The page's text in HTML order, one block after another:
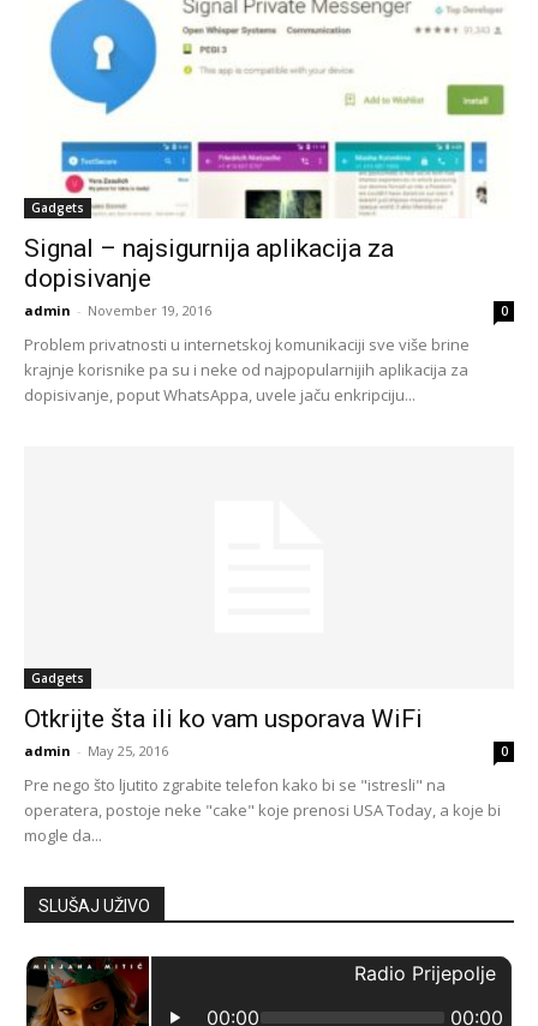
Gadgets
Signal – najsigurnija aplikacija za
dopisivanje
admin - November 19, 2016 0
Problem privatnosti u internetskoj komunikaciji sve više brine
krajnje korisnike pa su i neke od najpopularnijih aplikacija za
dopisivanje, poput WhatsAppa, uvele jaču enkripciju...
Gadgets
Otkrijte šta ili ko vam usporava WiFi
admin - May 25, 2016 0
Pre nego što ljutito zgrabite telefon kako bi se "istresli" na
operatera, postoje neke "cake" koje prenosi USA Today, a koje bi
mogle da...
SLUŠAJ UŽIVO